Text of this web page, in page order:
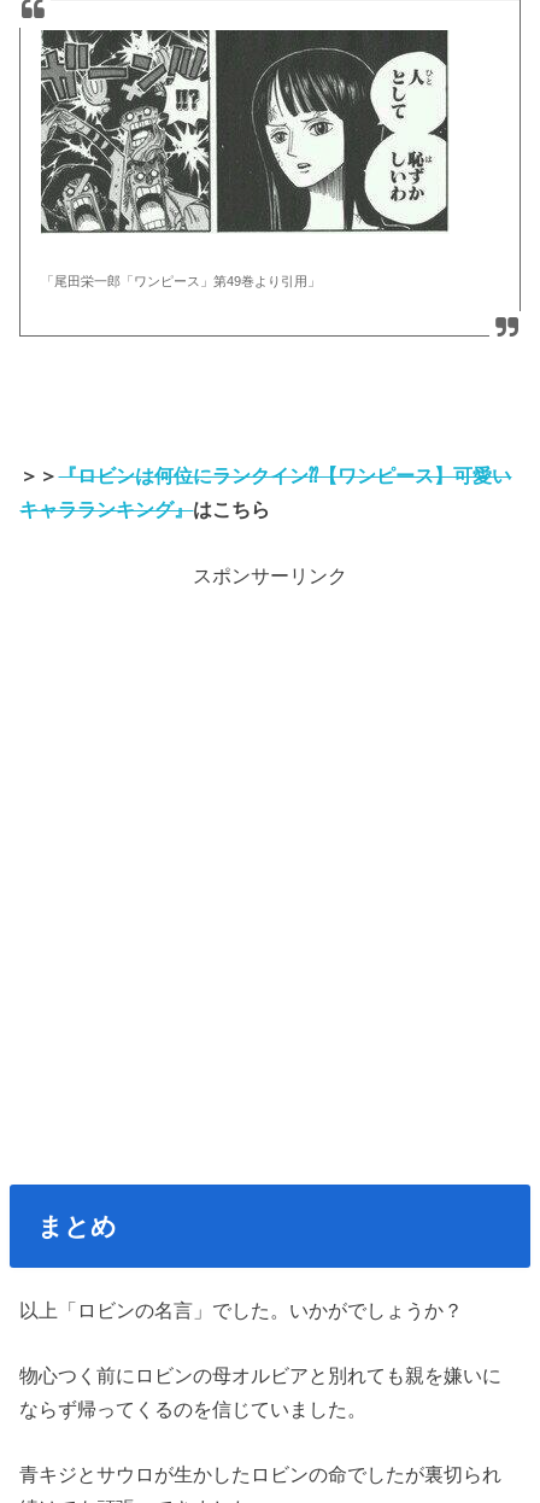
「尾田栄一郎「ワンピース」第49巻より引用」
＞＞『ロビンは何位にランクイン⁇【ワンピース】可愛い
キャラランキング』はこちら
スポンサーリンク
まとめ
以上「ロビンの名言」でした。いかがでしょうか？
物心つく前にロビンの母オルビアと別れても親を嫌いに
ならず帰ってくるのを信じていました。
青キジとサウロが生かしたロビンの命でしたが裏切られ